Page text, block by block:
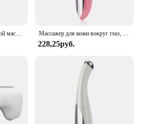
Электрический нанопаровой массажер для глаз с умным нагревом, горячий компресс для сухого массажа глаз, снятия усталости глаз, лучшая маска для сна Массажер для кожи вокруг глаз, электрический, вибрационный, от морщин и старения
228,25руб.